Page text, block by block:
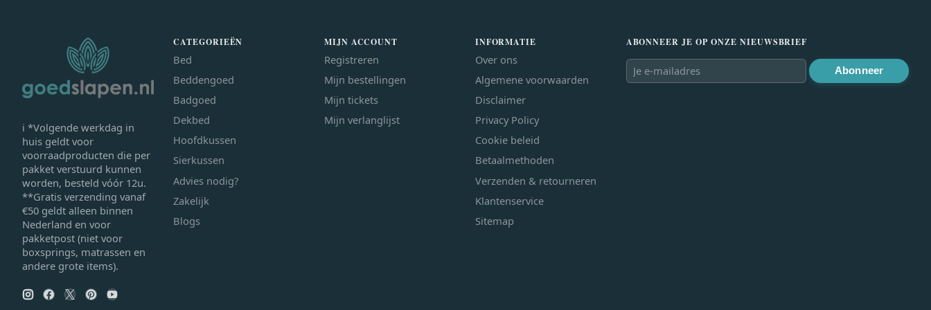
ℹ *Volgende werkdag in
huis geldt voor
voorraadproducten die per
pakket verstuurd kunnen
worden, besteld vóór 12u.
**Gratis verzending vanaf
€50 geldt alleen binnen
Nederland en voor
pakketpost (niet voor
boxsprings, matrassen en
andere grote items).
CATEGORIEËN
Bed
Beddengoed
Badgoed
Dekbed
Hoofdkussen
Sierkussen
Advies nodig?
Zakelijk
Blogs
MIJN ACCOUNT
Registreren
Mijn bestellingen
Mijn tickets
Mijn verlanglijst
INFORMATIE
Over ons
Algemene voorwaarden
Disclaimer
Privacy Policy
Cookie beleid
Betaalmethoden
Verzenden & retourneren
Klantenservice
Sitemap
ABONNEER JE OP ONZE NIEUWSBRIEF
Abonneer